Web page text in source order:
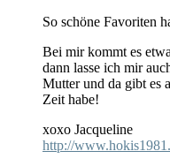
So schöne Favoriten
Bei mir kommt es
dann lasse ich mir
Mutter und da gibt es
Zeit habe!
xoxo Jacqueline
http://